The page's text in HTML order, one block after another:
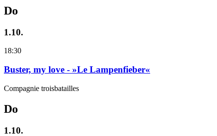
Do
1.10.
18:30
Buster, my love - »Le Lampenfieber«
Compagnie troisbatailles
Do
1.10.